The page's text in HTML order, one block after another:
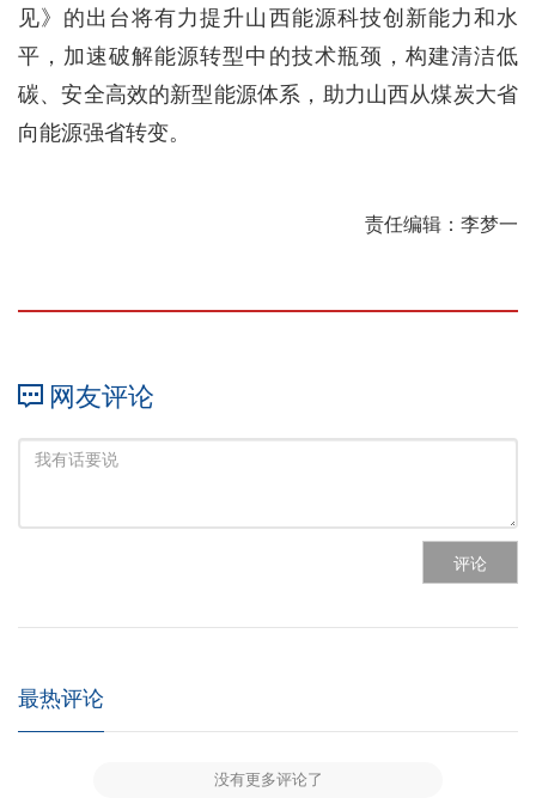
见》的出台将有力提升山西能源科技创新能力和水
平，加速破解能源转型中的技术瓶颈，构建清洁低
碳、安全高效的新型能源体系，助力山西从煤炭大省
向能源强省转变。
责任编辑：李梦一
网友评论
评论
最热评论
没有更多评论了